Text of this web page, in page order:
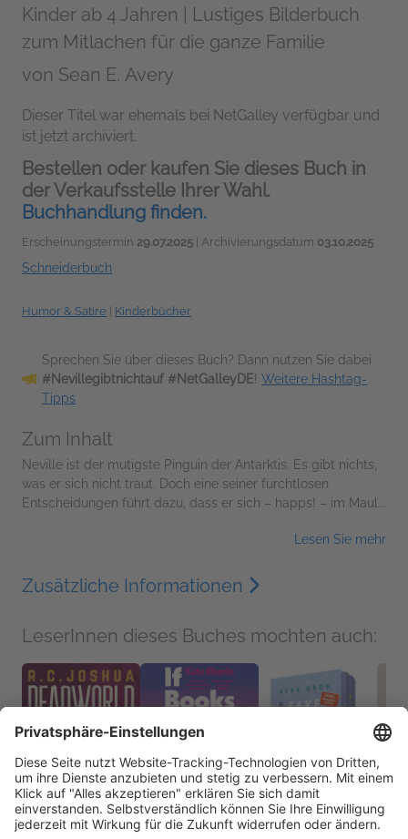
Kinder ab 4 Jahren | Lustiges Bilderbuch
zum Mitlachen für die ganze Familie
von Sean E. Avery
Dieser Titel war ehemals bei NetGalley verfügbar und
ist jetzt archiviert.
Bestellen oder kaufen Sie dieses Buch in
der Verkaufsstelle Ihrer Wahl.
Buchhandlung finden.
Erscheinungstermin 29.07.2025 | Archivierungsdatum 03.10.2025
Schneiderbuch
Humor & Satire Kinderbücher
Sprechen Sie über dieses Buch? Dann nutzen Sie dabei
#Nevillegibtnichtauf #NetGalleyDE! Weitere Hashtag-
Tipps
Zum Inhalt
Neville ist der mutigste Pinguin der Antarktis. Es gibt nichts,
was er sich nicht traut. Doch eine seiner furchtlosen
Entscheidungen führt dazu, dass er sich – happs! – im Maul...
Lesen Sie mehr
Zusätzliche Informationen
LeserInnen dieses Buches mochten auch:
If Books Could Kill
Kate Eberle
Krimis, Thriller,
Mystery, New Adult,